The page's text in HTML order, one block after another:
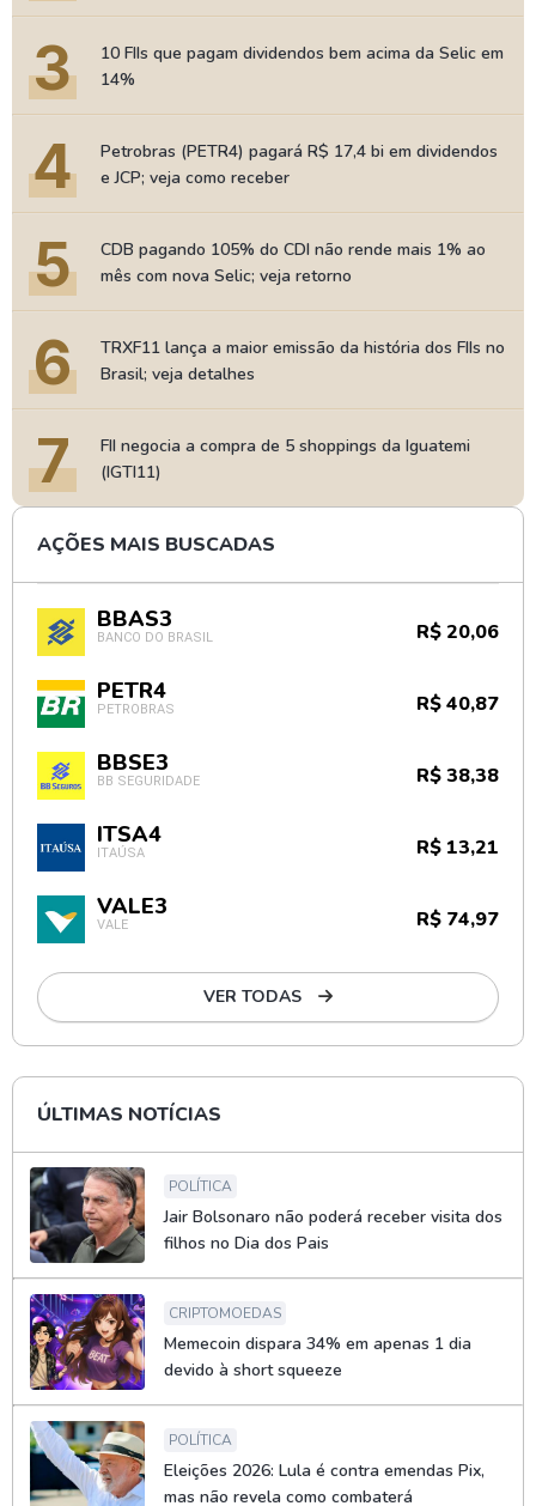
3
10 FIIs que pagam dividendos bem acima da Selic em
14%
4
Petrobras (PETR4) pagará R$ 17,4 bi em dividendos
e JCP; veja como receber
5
CDB pagando 105% do CDI não rende mais 1% ao
mês com nova Selic; veja retorno
6
TRXF11 lança a maior emissão da história dos FIIs no
Brasil; veja detalhes
7
FII negocia a compra de 5 shoppings da Iguatemi
(IGTI11)
AÇÕES MAIS BUSCADAS
BBAS3
BANCO DO BRASIL R$ 20,06
PETR4
PETROBRAS R$ 40,87
BBSE3
BB SEGURIDADE R$ 38,38
ITSA4
ITAÚSA R$ 13,21
VALE3
VALE R$ 74,97
VER TODAS
ÚLTIMAS NOTÍCIAS
POLÍTICA
Jair Bolsonaro não poderá receber visita dos
filhos no Dia dos Pais
CRIPTOMOEDAS
Memecoin dispara 34% em apenas 1 dia
devido à short squeeze
POLÍTICA
Eleições 2026: Lula é contra emendas Pix,
mas não revela como combaterá